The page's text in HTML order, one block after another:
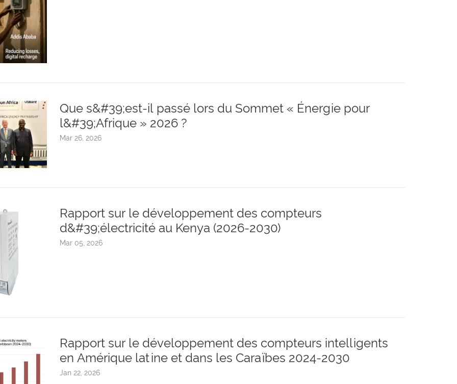
Que s&#39;est-il passé lors du Sommet « Énergie pour
l&#39;Afrique » 2026 ?
Mar 26, 2026
Rapport sur le développement des compteurs
d&#39;électricité au Kenya (2026-2030)
Mar 05, 2026
Rapport sur le développement des compteurs intelligents
en Amérique latine et dans les Caraïbes 2024-2030
Jan 22, 2026